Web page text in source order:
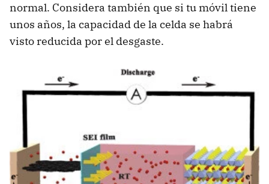
normal. Considera también que si tu móvil tiene
unos años, la capacidad de la celda se habrá
visto reducida por el desgaste.